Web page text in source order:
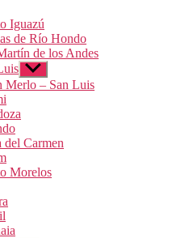
Iguazú
de Río Hondo
de los Andes
Mostrar
el
submenú
Merlo – San Luis
del Carmen
Morelos